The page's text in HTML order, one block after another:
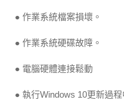
● 作業系統檔案損壞。
● 作業系統硬碟故障。
● 電腦硬體連接鬆動
● 執行Windows 10更新過程